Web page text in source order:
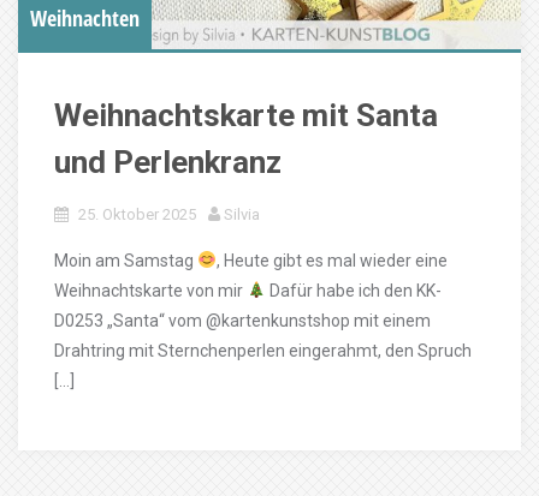
Weihnachten
Weihnachtskarte mit Santa
und Perlenkranz
25. Oktober 2025 Silvia
Moin am Samstag
, Heute gibt es mal wieder eine
Weihnachtskarte von mir
Dafür habe ich den KK-
D0253 „Santa“ vom @kartenkunstshop mit einem
Drahtring mit Sternchenperlen eingerahmt, den Spruch